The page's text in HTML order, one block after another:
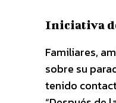
Iniciativa
Familiares,
sobre su
tenido